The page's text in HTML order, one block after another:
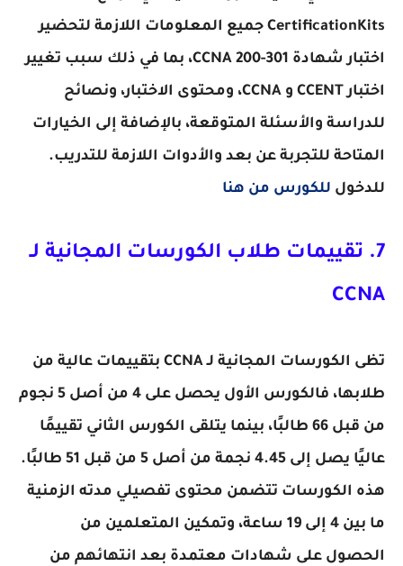
CertificationKits جميع المعلومات اللازمة لتحضير
اختبار شهادة CCNA 200-301، بما في ذلك سبب تغيير
اختبار CCENT و CCNA، ومحتوى الاختبار، ونصائح
للدراسة والأسئلة المتوقعة، بالإضافة إلى الخيارات
المتاحة للتجربة عن بعد والأدوات اللازمة للتدريب.
للدخول للكورس من هنا
7. تقييمات طلاب الكورسات المجانية لـ
CCNA
تظى الكورسات المجانية لـ CCNA بتقييمات عالية من
طلابها، فالكورس الأول يحصل على 4 من أصل 5 نجوم
من قبل 66 طالبًا، بينما يتلقى الكورس الثاني تقييمًا
عاليًا يصل إلى 4.45 نجمة من أصل 5 من قبل 51 طالبًا.
هذه الكورسات تتضمن محتوى تفصيلي مدته الزمنية
ما بين 4 إلى 19 ساعة، وتمكين المتعلمين من
الحصول على شهادات معتمدة بعد انتهائهم من